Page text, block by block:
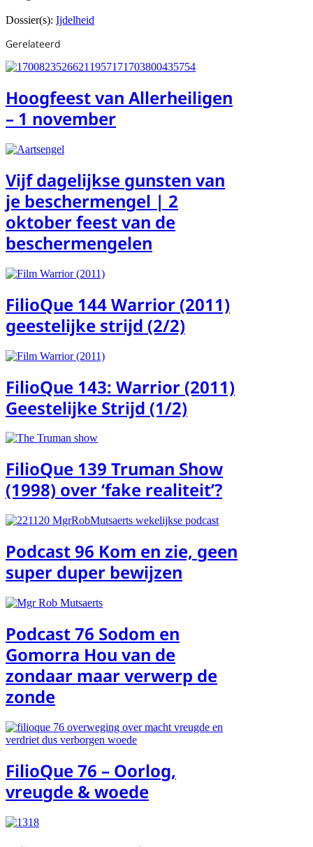
Dossier(s): Ijdelheid
Gerelateerd
Hoogfeest van Allerheiligen
– 1 november
Vijf dagelijkse gunsten van
je beschermengel | 2
oktober feest van de
beschermengelen
FilioQue 144 Warrior (2011)
geestelijke strijd (2/2)
FilioQue 143: Warrior (2011)
Geestelijke Strijd (1/2)
FilioQue 139 Truman Show
(1998) over ‘fake realiteit’?
Podcast 96 Kom en zie, geen
super duper bewijzen
Podcast 76 Sodom en
Gomorra Hou van de
zondaar maar verwerp de
zonde
FilioQue 76 – Oorlog,
vreugde & woede